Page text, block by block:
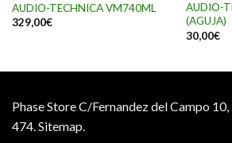
AUDIO-TECHNICA VM740ML
329,00€
AUDIO-
(AGUJA)
30,00€
Phase Store C/Fernandez del Campo
474.Sitemap.